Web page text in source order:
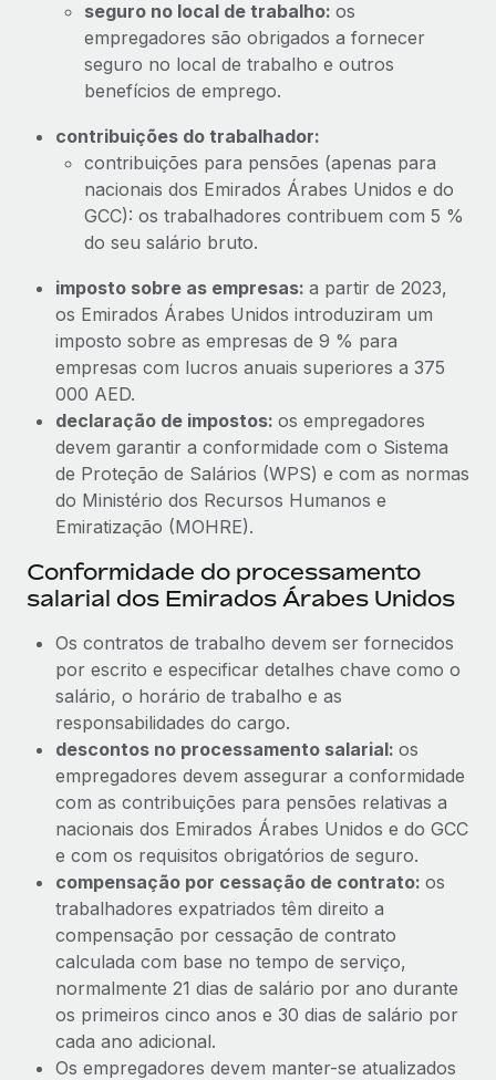
seguro no local de trabalho: os
empregadores são obrigados a fornecer
seguro no local de trabalho e outros
benefícios de emprego.
contribuições do trabalhador:
contribuições para pensões (apenas para
nacionais dos Emirados Árabes Unidos e do
GCC): os trabalhadores contribuem com 5 %
do seu salário bruto.
imposto sobre as empresas: a partir de 2023,
os Emirados Árabes Unidos introduziram um
imposto sobre as empresas de 9 % para
empresas com lucros anuais superiores a 375
000 AED.
declaração de impostos: os empregadores
devem garantir a conformidade com o Sistema
de Proteção de Salários (WPS) e com as normas
do Ministério dos Recursos Humanos e
Emiratização (MOHRE).
Conformidade do processamento
salarial dos Emirados Árabes Unidos
Os contratos de trabalho devem ser fornecidos
por escrito e especificar detalhes chave como o
salário, o horário de trabalho e as
responsabilidades do cargo.
descontos no processamento salarial: os
empregadores devem assegurar a conformidade
com as contribuições para pensões relativas a
nacionais dos Emirados Árabes Unidos e do GCC
e com os requisitos obrigatórios de seguro.
compensação por cessação de contrato: os
trabalhadores expatriados têm direito a
compensação por cessação de contrato
calculada com base no tempo de serviço,
normalmente 21 dias de salário por ano durante
os primeiros cinco anos e 30 dias de salário por
cada ano adicional.
Os empregadores devem manter-se atualizados